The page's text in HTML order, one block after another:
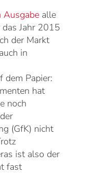
Ausgabe alle
Jahr 2015
der Markt
in
dem Papier:
hat
noch
(GfK) nicht
ist also der
fast